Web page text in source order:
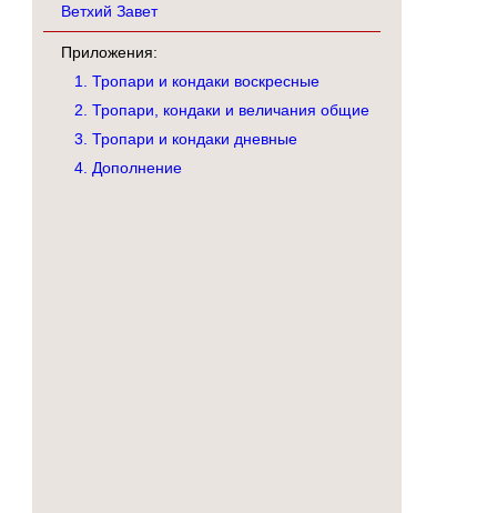
Ветхий Завет
Приложения:
1. Тропари и кондаки воскресные
2. Тропари, кондаки и величания общие
3. Тропари и кондаки дневные
4. Дополнение